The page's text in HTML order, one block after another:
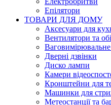
Епілятори
ТОВАРИ ДЛЯ ДОМУ
Аксесуари для
Вентилятори та
Дверні дзвінки
Диско лампи
Камери
Кронштейни для
Машинки для
Метеостанції та